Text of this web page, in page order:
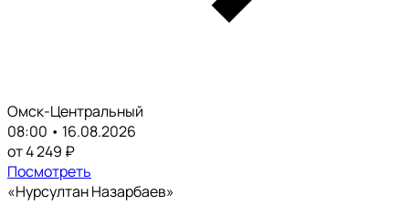
Омск-Центральный
08:00 • 16.08.2026
от 4 249 ₽
Посмотреть
«Нурсултан Назарбаев»